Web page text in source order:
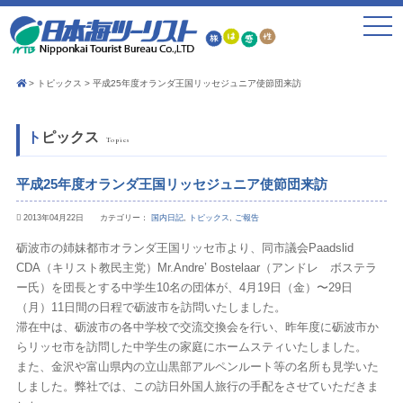
toggle
トピックス 平成25年度オランダ王国リッセジュニア使節団来訪
トピックス Topics
平成25年度オランダ王国リッセジュニア使節団来訪
2013年04月22日 カテゴリー： 国内日記, トピックス, ご報告
砺波市の姉妹都市オランダ王国リッセ市より、同市議会Paadslid
CDA（キリスト教民主党）Mr.Andre’ Bostelaar（アンドレ ボステラ
ー氏）を団長とする中学生10名の団体が、4月19日（金）〜29日
（月）11日間の日程で砺波市を訪問いたしました。
滞在中は、砺波市の各中学校で交流交換会を行い、昨年度に砺波市か
らリッセ市を訪問した中学生の家庭にホームスティいたしました。
また、金沢や富山県内の立山黒部アルペンルート等の名所も見学いた
しました。弊社では、この訪日外国人旅行の手配をさせていただきま